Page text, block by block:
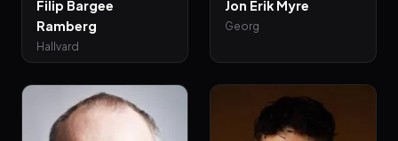
Filip Bargee
Ramberg
Hallvard
Jon Erik Myre
Georg